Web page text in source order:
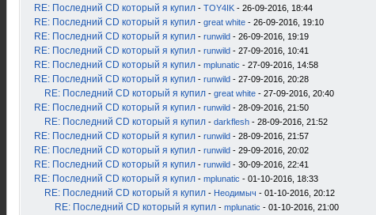
RE: Последний CD который я купил - TOY4IK - 26-09-2016, 18:44
RE: Последний CD который я купил - great white - 26-09-2016, 19:10
RE: Последний CD который я купил - runwild - 26-09-2016, 19:19
RE: Последний CD который я купил - runwild - 27-09-2016, 10:41
RE: Последний CD который я купил - mplunatic - 27-09-2016, 14:58
RE: Последний CD который я купил - runwild - 27-09-2016, 20:28
RE: Последний CD который я купил - great white - 27-09-2016, 20:40
RE: Последний CD который я купил - runwild - 28-09-2016, 21:50
RE: Последний CD который я купил - darkflesh - 28-09-2016, 21:52
RE: Последний CD который я купил - runwild - 28-09-2016, 21:57
RE: Последний CD который я купил - runwild - 29-09-2016, 20:02
RE: Последний CD который я купил - runwild - 30-09-2016, 22:41
RE: Последний CD который я купил - mplunatic - 01-10-2016, 18:33
RE: Последний CD который я купил - Неодимыч - 01-10-2016, 20:12
RE: Последний CD который я купил - mplunatic - 01-10-2016, 21:00